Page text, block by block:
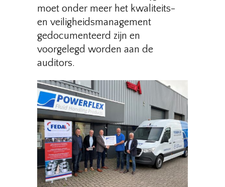
moet onder meer het kwaliteits-
en veiligheidsmanagement
gedocumenteerd zijn en
voorgelegd worden aan de
auditors.